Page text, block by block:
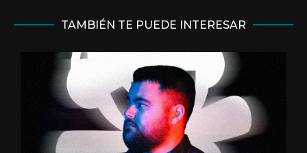
TAMBIÉN TE PUEDE INTERESAR